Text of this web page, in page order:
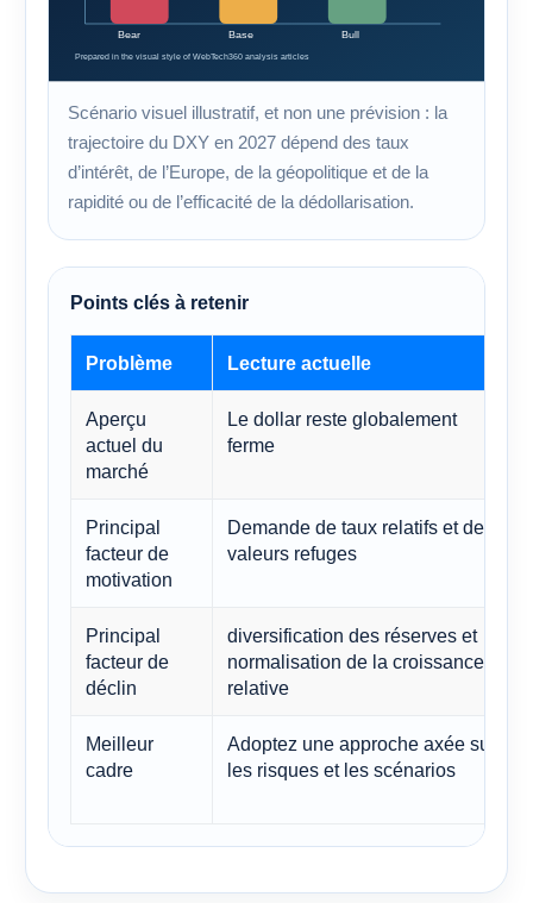
Scénario visuel illustratif, et non une prévision : la
trajectoire du DXY en 2027 dépend des taux
d’intérêt, de l’Europe, de la géopolitique et de la
rapidité ou de l’efficacité de la dédollarisation.
Points clés à retenir
Problème Lecture actuelle
Aperçu
actuel du
marché
Le dollar reste globalement
ferme
Principal
facteur de
motivation
Demande de taux relatifs et de
valeurs refuges
Principal
facteur de
déclin
diversification des réserves et
normalisation de la croissance
relative
Meilleur
cadre
Adoptez une approche axée sur
les risques et les scénarios